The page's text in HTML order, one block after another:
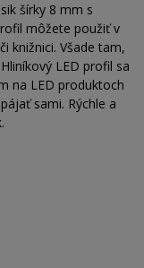
šírky 8 mm s
môžete použiť v
knižnici. Všade tam,
LED profil sa
na LED produktoch
sami. Rýchle a